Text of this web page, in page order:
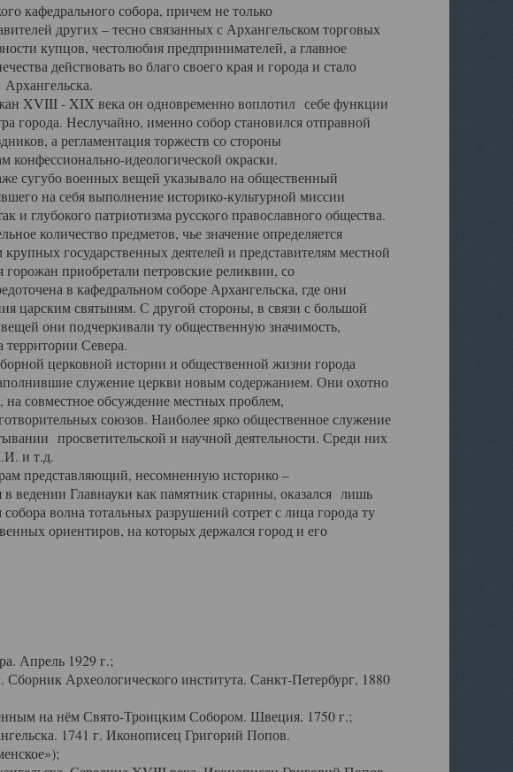
кафедрального собора, причем не только
других – тесно связанных с Архангельском торговых
купцов, честолюбия предпринимателей, а главное
действовать во благо своего края и города и стало
- XIX века он одновременно воплотил себе функции
города. Неслучайно, именно собор становился отправной
а регламентация торжеств со стороны
конфессионально-идеологической окраски.
военных вещей указывало на общественный
на себя выполнение историко-культурной миссии
и глубокого патриотизма русского православного общества.
количество предметов, чье значение определяется
государственных деятелей и представителям местной
горожан приобретали петровские реликвии, со
в кафедральном соборе Архангельска, где они
царским святыням. С другой стороны, в связи с большой
они подчеркивали ту общественную значимость,
Севера.
церковной истории и общественной жизни города
служение церкви новым содержанием. Они охотно
на совместное обсуждение местных проблем,
союзов. Наиболее ярко общественное служение
просветительской и научной деятельности. Среди них
и т.д.
представляющий, несомненную историко –
ведении Главнауки как памятник старины, оказался лишь
волна тотальных разрушений сотрет с лица города ту
ориентиров, на которых держался город и его
Апрель 1929 г.;
Археологического института. Санкт-Петербург, 1880
на нём Свято-Троицким Собором. Швеция. 1750 г.;
1741 г. Иконописец Григорий Попов.